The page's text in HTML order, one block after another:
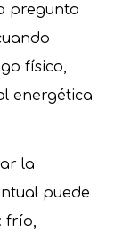
pregunta
físico,
energética
la
puede
frío,